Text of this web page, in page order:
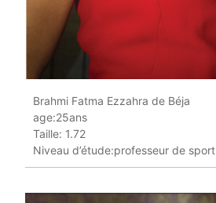
Brahmi Fatma Ezzahra de Béja
age:25ans
Taille: 1.72
Niveau d’étude:professeur de sport